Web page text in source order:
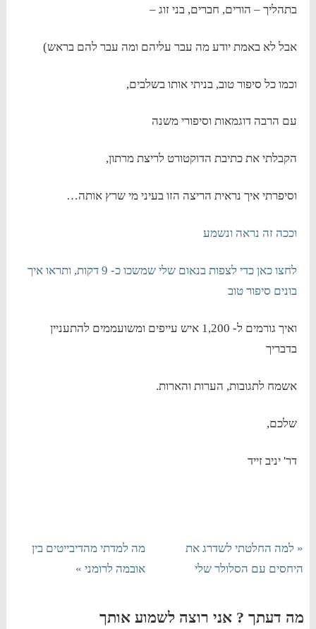
בתהליך – הורים, חברים, בני זוג –
אבל לא באמת יודע מה עבר עליהם ומה עבר להם בראש)
וכמו כל סיפור טוב, בניתי אותו בשלבים,
עם הרבה דוגמאות וסיפורי משנה
הקבלתי את כתיבת הדוקטורט לריצת מרתון,
וסיפרתי איך נראית הריצה הזו בעיני מי שרץ אותה…
וככה זה נראה ונשמע
לחצו כאן כדי לצפות בנאום שלי שמשכו כ- 9 דקות, ותראו איך
בונים סיפור טוב
ואיך גורמים ל- 1,200 איש עייפים ומשועממים להתעניין
בדבריך
אשמח לתגובות, הערות והארות.
שלכם,
דר' יניב זייד
« למה החלטתי לשדרג את
היחסים עם הסלולר שלי
מה למדתי מהדיבייטים בין
אובמה לרומני »
מה דעתך ? אני רוצה לשמוע אותך